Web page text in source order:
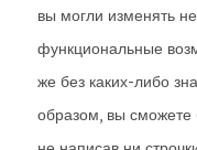
вы могли изменять
функциональные
же без каких-либо
образом, вы сможете